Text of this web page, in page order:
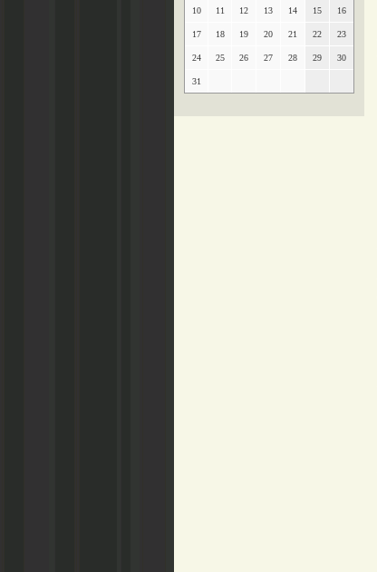
10 11 12 13 14 15 16
17 18 19 20 21 22 23
24 25 26 27 28 29 30
31